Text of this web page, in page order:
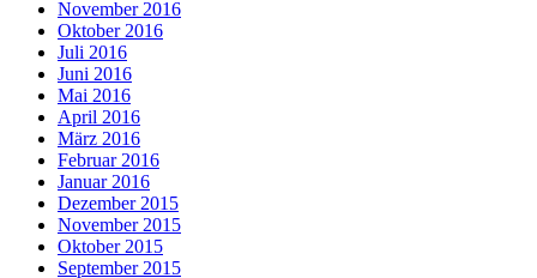
November 2016
Oktober 2016
Juli 2016
Juni 2016
Mai 2016
April 2016
März 2016
Februar 2016
Januar 2016
Dezember 2015
November 2015
Oktober 2015
September 2015